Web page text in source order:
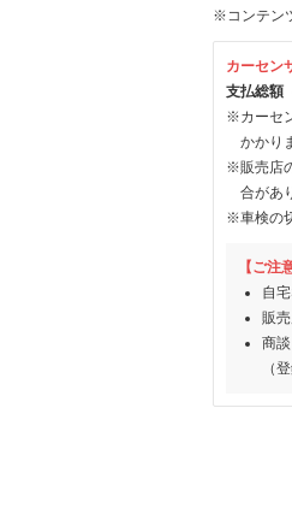
※コンテン
カーセン
支払総額
※カーセ
かかり
※販売店
合があ
※車検の
【ご注
自
販
商
（